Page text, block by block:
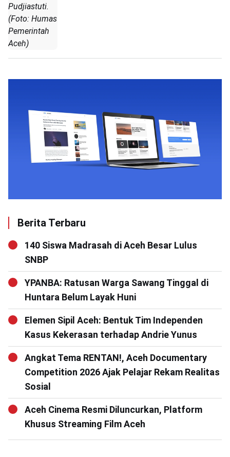
Pudjiastuti.
(Foto: Humas
Pemerintah
Aceh)
Berita Terbaru
140 Siswa Madrasah di Aceh Besar Lulus
SNBP
YPANBA: Ratusan Warga Sawang Tinggal di
Huntara Belum Layak Huni
Elemen Sipil Aceh: Bentuk Tim Independen
Kasus Kekerasan terhadap Andrie Yunus
Angkat Tema RENTAN!, Aceh Documentary
Competition 2026 Ajak Pelajar Rekam Realitas
Sosial
Aceh Cinema Resmi Diluncurkan, Platform
Khusus Streaming Film Aceh